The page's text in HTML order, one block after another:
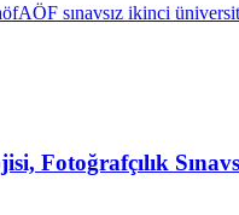
AÖF sınavsız ikinci
Fotoğrafçılık